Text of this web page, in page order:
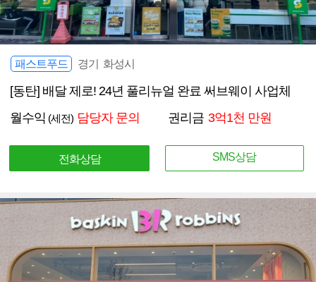
패스트푸드 경기 화성시
[동탄] 배달 제로! 24년 풀리뉴얼 완료 써브웨이 사업체
월수익 (세전) 담당자 문의 권리금 3억1천 만원
전화상담 SMS상담